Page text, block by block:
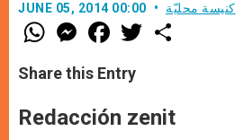
JUNE 05, 2014 00:00 كنيسة محليّة
W
h
t
s
p
p
M
e
s
e
g
e
F
a
e
b
o
k
w
r
Share this Entry
Redacción zenit